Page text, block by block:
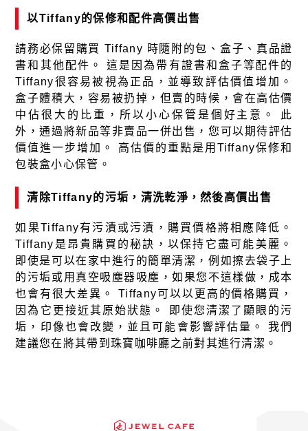
以Tiffany的保修和配件高價出售
請務必保留購買 Tiffany 時隨附的包、盒子、真品證
書和其他配件。 這是因為帶有證書和盒子等配件的
Tiffany很容易被視為正品，並導致評估價值增加。
盒子體積大，容易被扔掉，但賣的時候，會在高估價
中佔很大的比重，所以小心保管是個好主意。 此
外，通過將新品等非賣品一併出售，您可以期待評估
價值進一步增加。 高估價的重點是用Tiffany保修和
包裝盒小心保管。
清除Tiffany的污垢，清洗乾淨，然後高價出售
如果Tiffany有污漬或污漬，購買價格將相應降低。
Tiffany是昂貴購買的秘訣，以保持它盡可能美麗。
即使是可以在家中進行的簡單清潔，例如擦去袋子上
的污垢或用真空吸塵器吸塵，如果您不這樣做，成本
也會有很大差異。 Tiffany可以以更高的價格購買，
因為它更接近其原始狀態。 即使您清潔了顯眼的污
垢，印像也會改變，並且可能會影響評估量。 我們
建議您在將其帶到珠寶咖啡廳之前對其進行清潔。